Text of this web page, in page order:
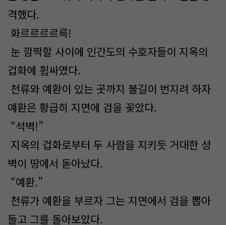
격했다.
화르르르르륵!
눈 깜짝할 사이에 인간도의 수호자들이 지옥의
겁화에 휩싸였다.
천류와 예환이 있는 곳까지 불길이 번지려 하자
예환은 황급히 지면에 검을 꽂았다.
“석벽!”
지옥의 겁화로부터 두 사람을 지키듯 거대한 성
벽이 땅에서 돋아났다.
“예환.”
천류가 예환을 부르자 그는 지면에서 검을 뽑아
들고 그를 돌아보았다.